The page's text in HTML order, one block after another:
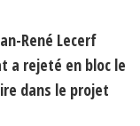
René Lecerf
a rejeté en bloc le
dans le projet